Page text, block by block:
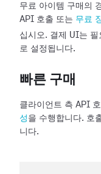
무료 아이템 구매의
API 호출 또는 무료
십시오. 결제 UI는 필
로 설정됩니다.
빠른 구매
클라이언트 측 API
성 을 수행합니다. 호
니다.